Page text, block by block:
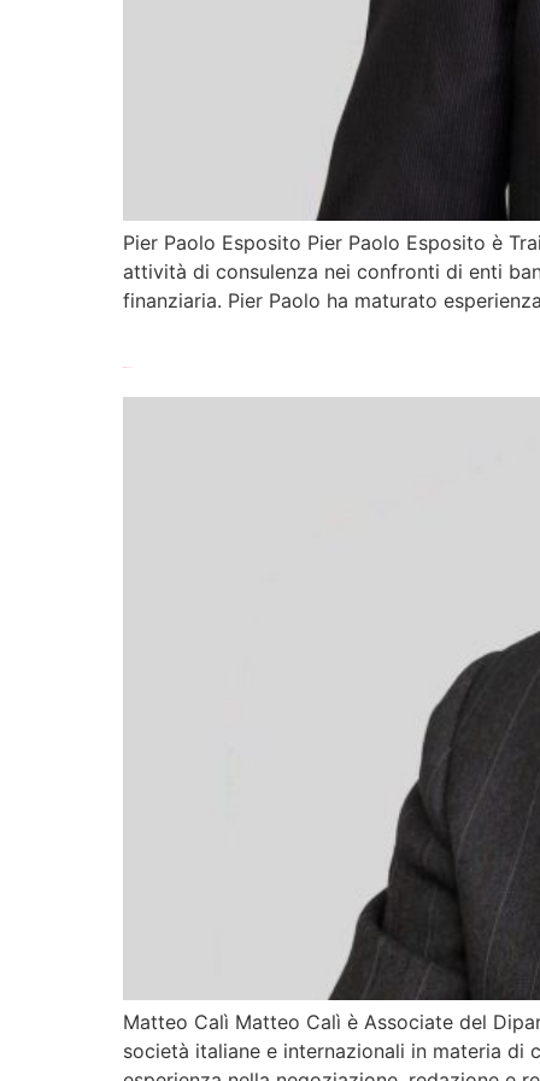
Pier Paolo Esposito Pier Paolo Esposito è
attività di consulenza nei confronti di enti
finanziaria. Pier Paolo ha maturato
Matteo Calì Matteo Calì è Associate del
società italiane e internazionali in materia